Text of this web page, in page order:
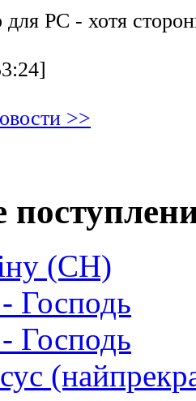
для РС - хотя
>>
(СН)
Господь
Господь